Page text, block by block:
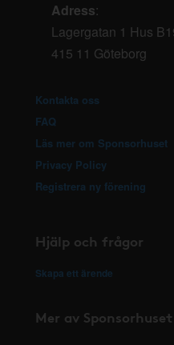
Adress:
Lagergatan 1 Hus
415 11 Göteborg
Kontakta oss
FAQ
Läs mer om Sponsorhuset
Privacy Policy
Registrera ny förening
Hjälp och frågor
Skapa ett ärende
Mer av Sponsorhuset